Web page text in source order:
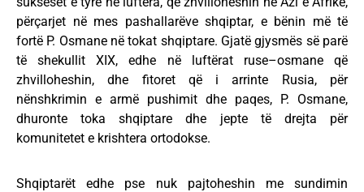
përçarjet në mes pashallarëve shqiptar, e bënin më të
fortë P. Osmane në tokat shqiptare. Gjatë gjysmës së parë
të shekullit XIX, edhe në luftërat ruse–osmane që
zhvilloheshin, dhe fitoret që i arrinte Rusia, për
nënshkrimin e armë pushimit dhe paqes, P. Osmane,
dhuronte toka shqiptare dhe jepte të drejta për
komunitetet e krishtera ortodokse.
Shqiptarët edhe pse nuk pajtoheshin me sundimin